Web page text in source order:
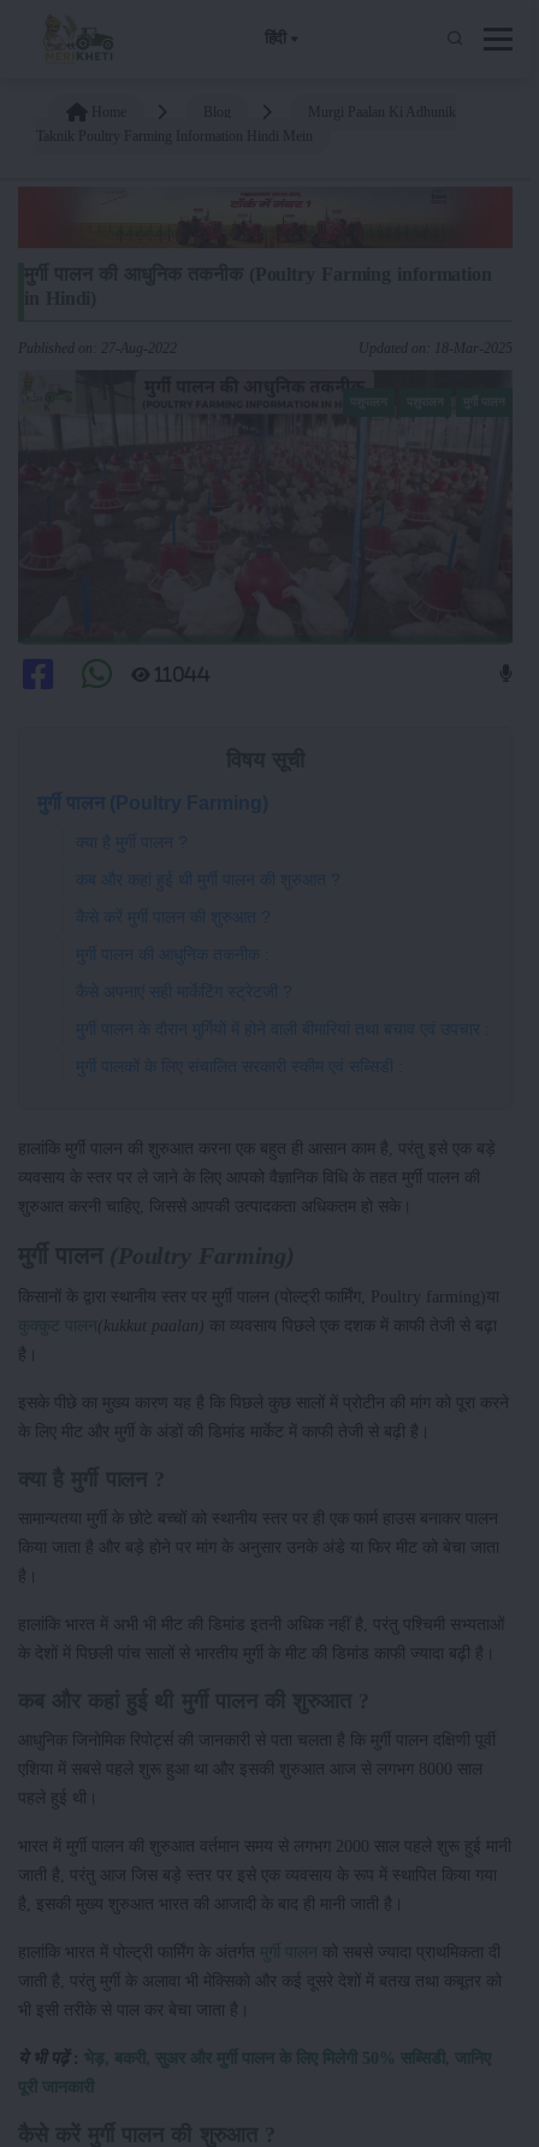
हिंदी
Published on: 27-Aug-2022 Updated on: 18-Mar-2025
11044
मुर्गी पालन (Poultry Farming)
क्या है मुर्गी पालन ?
कब और कहां हुई थी मुर्गी पालन की शुरुआत ?
कैसे करें मुर्गी पालन की शुरुआत ?
मुर्गी पालन की आधुनिक तकनीक :
कैसे अपनाएं सही मार्केटिंग स्ट्रेटजी ?
मुर्गी पालन के दौरान मुर्गियों में होने वाली बीमारियां तथा बचाव एवं उपचार :
मुर्गी पालकों के लिए संचालित सरकारी स्कीम एवं सब्सिडी :
हालांकि मुर्गी पालन की शुरुआत करना एक बहुत ही आसान काम है, परंतु इसे एक बड़े
व्यवसाय के स्तर पर ले जाने के लिए आपको वैज्ञानिक विधि के तहत मुर्गी पालन की
शुरुआत करनी चाहिए, जिससे आपकी उत्पादकता अधिकतम हो सके।
किसानों के द्वारा स्थानीय स्तर पर मुर्गी पालन (पोल्ट्री फार्मिंग, Poultry farming)या
कुक्कुट पालन(kukkut paalan) का व्यवसाय पिछले एक दशक में काफी तेजी से बढ़ा
है।
इसके पीछे का मुख्य कारण यह है कि पिछले कुछ सालों में प्रोटीन की मांग को पूरा करने
के लिए मीट और मुर्गी के अंडों की डिमांड मार्केट में काफी तेजी से बढ़ी है।
सामान्यतया मुर्गी के छोटे बच्चों को स्थानीय स्तर पर ही एक फार्म हाउस बनाकर पालन
किया जाता है और बड़े होने पर मांग के अनुसार उनके अंडे या फिर मीट को बेचा जाता
है।
हालांकि भारत में अभी भी मीट की डिमांड इतनी अधिक नहीं है, परंतु पश्चिमी सभ्यताओं
के देशों में पिछली पांच सालों से भारतीय मुर्गी के मीट की डिमांड काफी ज्यादा बढ़ी है।
आधुनिक जिनोमिक रिपोर्ट्स की जानकारी से पता चलता है कि मुर्गी पालन दक्षिणी पूर्वी
एशिया में सबसे पहले शुरू हुआ था और इसकी शुरुआत आज से लगभग 8000 साल
पहले हुई थी।
भारत में मुर्गी पालन की शुरुआत वर्तमान समय से लगभग 2000 साल पहले शुरू हुई मानी
जाती है, परंतु आज जिस बड़े स्तर पर इसे एक व्यवसाय के रूप में स्थापित किया गया
है, इसकी मुख्य शुरुआत भारत की आजादी के बाद ही मानी जाती है।
हालांकि भारत में पोल्ट्री फार्मिंग के अंतर्गत मुर्गी पालन को सबसे ज्यादा प्राथमिकता दी
जाती है, परंतु मुर्गी के अलावा भी मेक्सिको और कई दूसरे देशों में बतख तथा कबूतर को
भी इसी तरीके से पाल कर बेचा जाता है।
ये भी पढ़ें
भेड़, बकरी, सुअर और मुर्गी पालन के लिए मिलेगी 50% सब्सिडी, जानिए
पूरी जानकारी